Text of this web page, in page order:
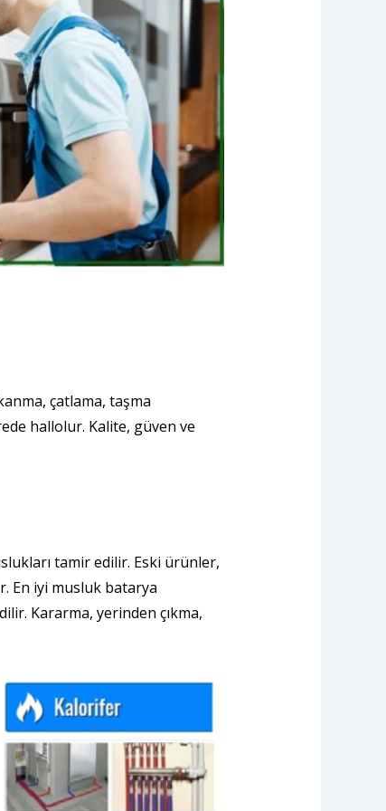
çatlama, taşma
hallolur. Kalite, güven ve
tamir edilir. Eski ürünler,
En iyi musluk batarya
Kararma, yerinden çıkma,